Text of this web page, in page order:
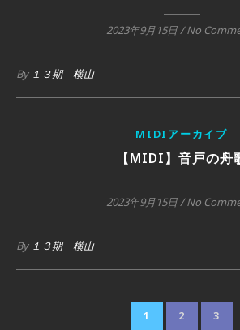
2023年9月15日/No
By１３期 横山
MIDIアーカイブ
【MIDI】音戸の舟
2023年9月15日/No
By１３期 横山
1 2 3